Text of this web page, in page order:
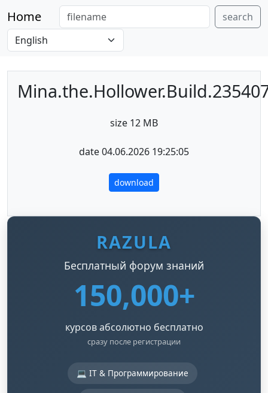
Home search
size 12 MB
date 04.06.2026 19:25:05
download
RAZULA
Бесплатный форум знаний
150,000+
курсов абсолютно бесплатно
сразу после регистрации
💻 IT & Программирование